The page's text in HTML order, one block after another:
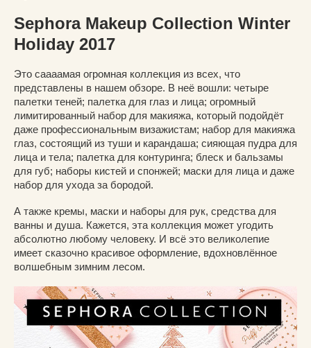
Sephora Makeup Collection Winter
Holiday 2017
Это саааамая огромная коллекция из всех, что
представлены в нашем обзоре. В неё вошли: четыре
палетки теней; палетка для глаз и лица; огромный
лимитированный набор для макияжа, который подойдёт
даже профессиональным визажистам; набор для макияжа
глаз, состоящий из туши и карандаша; сияющая пудра для
лица и тела; палетка для контуринга; блеск и бальзамы
для губ; наборы кистей и спонжей; маски для лица и даже
набор для ухода за бородой.
А также кремы, маски и наборы для рук, средства для
ванны и душа. Кажется, эта коллекция может угодить
абсолютно любому человеку. И всё это великолепие
имеет сказочно красивое оформление, вдохновлённое
волшебным зимним лесом.